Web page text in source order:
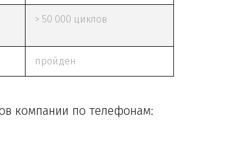
> 50 000 циклов
пройден
компании по телефонам: